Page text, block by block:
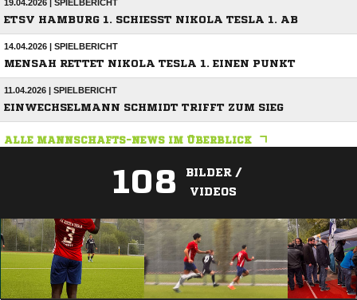
19.04.2026 | SPIELBERICHT
ETSV HAMBURG 1. SCHIESST NIKOLA TESLA 1. AB
14.04.2026 | SPIELBERICHT
MENSAH RETTET NIKOLA TESLA 1. EINEN PUNKT
11.04.2026 | SPIELBERICHT
EINWECHSELMANN SCHMIDT TRIFFT ZUM SIEG
ALLE MANNSCHAFTS-NEWS IM ÜBERBLICK
108
BILDER /
VIDEOS